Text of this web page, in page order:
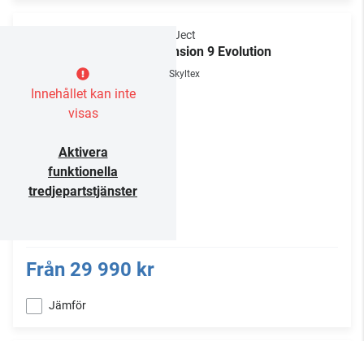
Innehållet kan inte
visas
Aktivera
funktionella
tredjepartstjänster
Pro-Ject
Xtension 9 Evolution
Skyltex
Från 29 990 kr
Jämför